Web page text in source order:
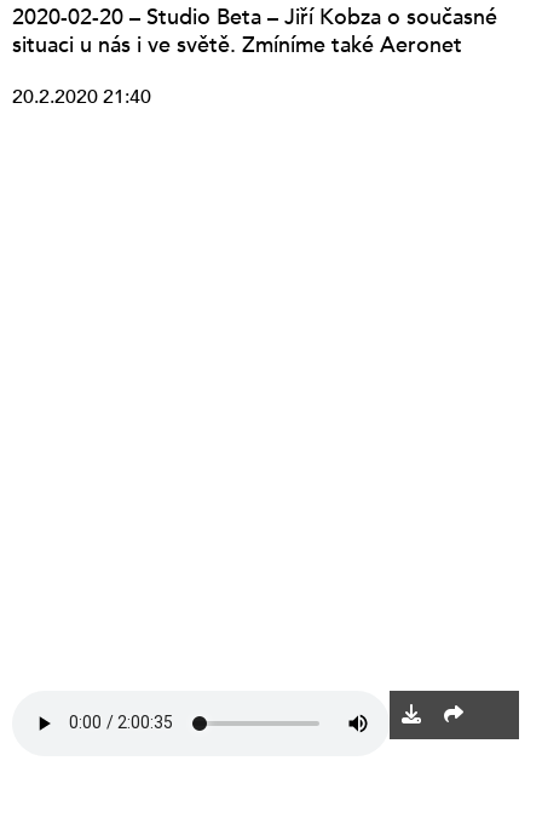
2020-02-20 – Studio Beta – Jiří Kobza o současné
situaci u nás i ve světě. Zmíníme také Aeronet
20.2.2020 21:40